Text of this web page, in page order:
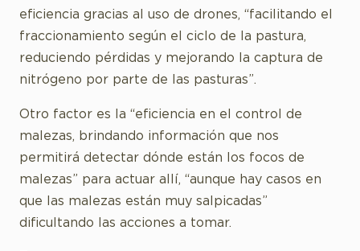
eficiencia gracias al uso de drones, “facilitando el
fraccionamiento según el ciclo de la pastura,
reduciendo pérdidas y mejorando la captura de
nitrógeno por parte de las pasturas”.
Otro factor es la “eficiencia en el control de
malezas, brindando información que nos
permitirá detectar dónde están los focos de
malezas” para actuar allí, “aunque hay casos en
que las malezas están muy salpicadas”
dificultando las acciones a tomar.